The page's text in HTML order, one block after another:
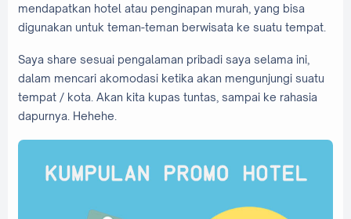
mendapatkan hotel atau penginapan murah, yang bisa
digunakan untuk teman-teman berwisata ke suatu tempat.
Saya share sesuai pengalaman pribadi saya selama ini,
dalam mencari akomodasi ketika akan mengunjungi suatu
tempat / kota. Akan kita kupas tuntas, sampai ke rahasia
dapurnya. Hehehe.